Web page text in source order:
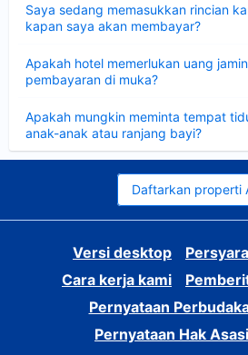
Saya sedang memasukkan rincian
kapan saya akan membayar?
Apakah hotel memerlukan uang
pembayaran di muka?
Apakah mungkin meminta tempat
anak-anak atau ranjang bayi?
Daftarkan properti
Versi desktop
Cara kerja kami
Pernyataan
Pernyataan Hak